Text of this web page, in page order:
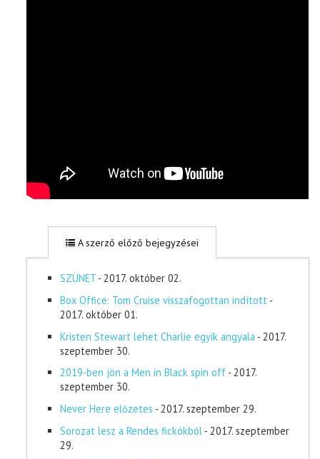
A szerző előző bejegyzései
SZÜNET - 2017. október 02.
Box Office: Tom Cruise visszafogottan indított -
2017. október 01.
Kristen Stewart lehet Charlie egyik angyala - 2017.
szeptember 30.
2019-ben jön a Men in Black spin off - 2017.
szeptember 30.
Never Here előzetes - 2017. szeptember 29.
Sorozat lesz a Rendes fickókból - 2017. szeptember
29.